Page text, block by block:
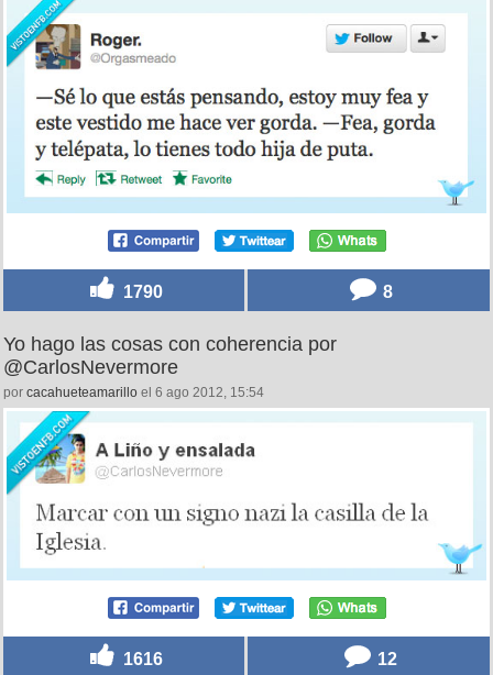
1790 8
Yo hago las cosas con coherencia por
@CarlosNevermore
por cacahueteamarillo el 6 ago 2012, 15:54
1616 12